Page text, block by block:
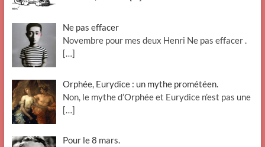
Ne pas effacer
Novembre pour mes deux Henri Ne pas effacer .
[…]
Orphée, Eurydice : un mythe prométéen.
Non, le mythe d’Orphée et Eurydice n’est pas une
[…]
Pour le 8 mars.